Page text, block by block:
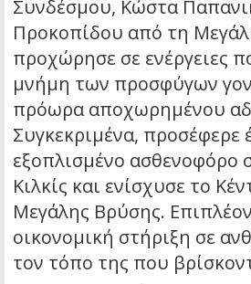
Συνδέσμου, Κώστα
Προκοπίδου από τη
προχώρησε σε ενέργειες
μνήμη των προσφύγων
πρόωρα αποχωρημένου
Συγκεκριμένα, προσέφερε
εξοπλισμένο ασθενοφόρο
Κιλκίς και ενίσχυσε το
Μεγάλης Βρύσης.
οικονομική στήριξη σε
τον τόπο της που